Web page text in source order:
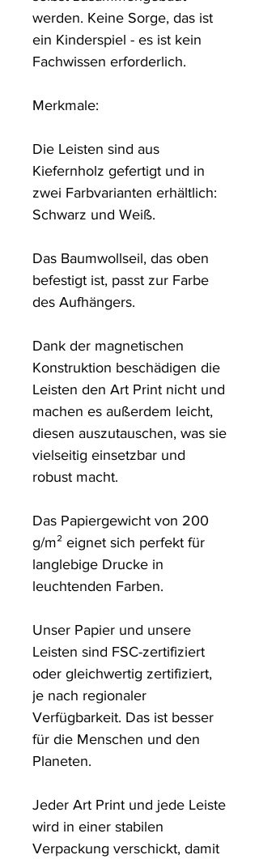
werden. Keine Sorge, das ist
ein Kinderspiel - es ist kein
Fachwissen erforderlich.
Merkmale:
Die Leisten sind aus
Kiefernholz gefertigt und in
zwei Farbvarianten erhältlich:
Schwarz und Weiß.
Das Baumwollseil, das oben
befestigt ist, passt zur Farbe
des Aufhängers.
Dank der magnetischen
Konstruktion beschädigen die
Leisten den Art Print nicht und
machen es außerdem leicht,
diesen auszutauschen, was sie
vielseitig einsetzbar und
robust macht.
Das Papiergewicht von 200
g/m² eignet sich perfekt für
langlebige Drucke in
leuchtenden Farben.
Unser Papier und unsere
Leisten sind FSC-zertifiziert
oder gleichwertig zertifiziert,
je nach regionaler
Verfügbarkeit. Das ist besser
für die Menschen und den
Planeten.
Jeder Art Print und jede Leiste
wird in einer stabilen
Verpackung verschickt, damit